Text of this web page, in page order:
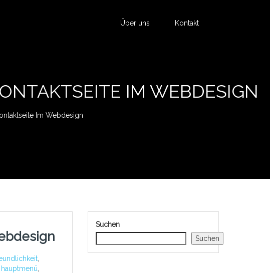
Über uns Kontakt
IM WEBDESIGN
Im Webdesign
hauptmenü
Suchen
Suchen